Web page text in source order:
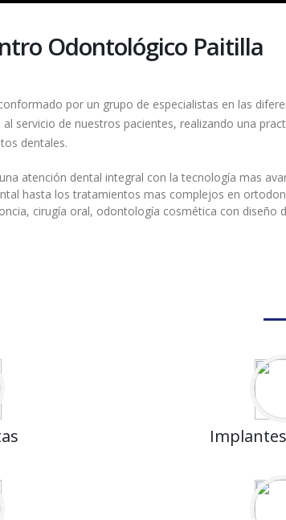
Odontológico Paitilla
por un grupo de especialistas en las
servicio de nuestros pacientes, realizando una
dentales.
atención dental integral con la tecnología mas
hasta los tratamientos mas complejos en
cirugía oral, odontología cosmética con diseño